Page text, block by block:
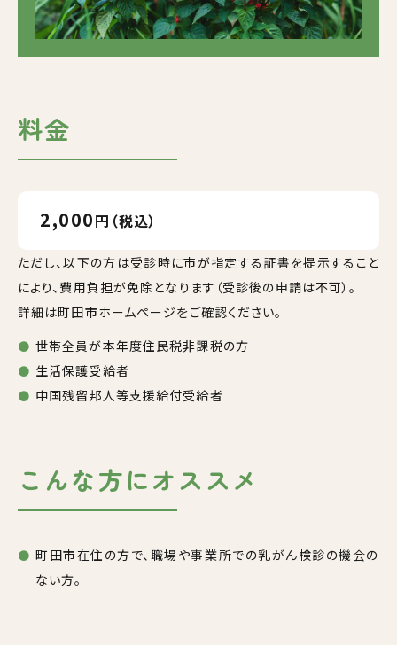
料金
2,000円（税込）
ただし、以下の方は受診時に市が指定する証書を提示すること
により、費用負担が免除となります（受診後の申請は不可）。
詳細は町田市ホームページをご確認ください。
世帯全員が本年度住民税非課税の方
生活保護受給者
中国残留邦人等支援給付受給者
こんな方にオススメ
町田市在住の方で、職場や事業所での乳がん検診の機会の
ない方。